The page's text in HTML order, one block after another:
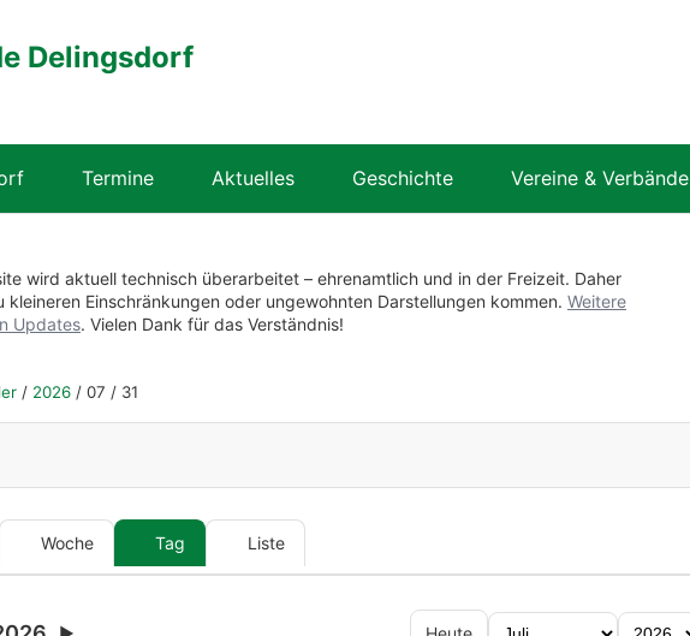
Delingsdorf
Termine Aktuelles Geschichte Vereine & Verbände
wird aktuell technisch überarbeitet – ehrenamtlich und in der Freizeit. Daher
kleineren Einschränkungen oder ungewohnten Darstellungen kommen. Weitere
Updates. Vielen Dank für das Verständnis!
/ 2026 / 07 / 31
Woche Tag Liste